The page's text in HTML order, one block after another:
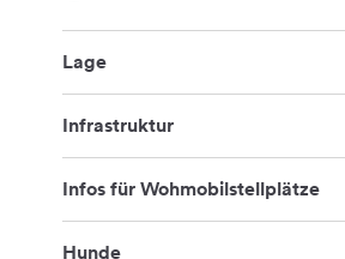
Lage
Infrastruktur
Infos für Wohmobilstellplätze
Hunde